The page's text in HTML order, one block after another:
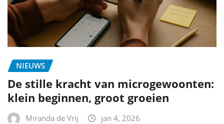
NIEUWS
De stille kracht van microgewoonten:
klein beginnen, groot groeien
Miranda de Vrij jan 4, 2026